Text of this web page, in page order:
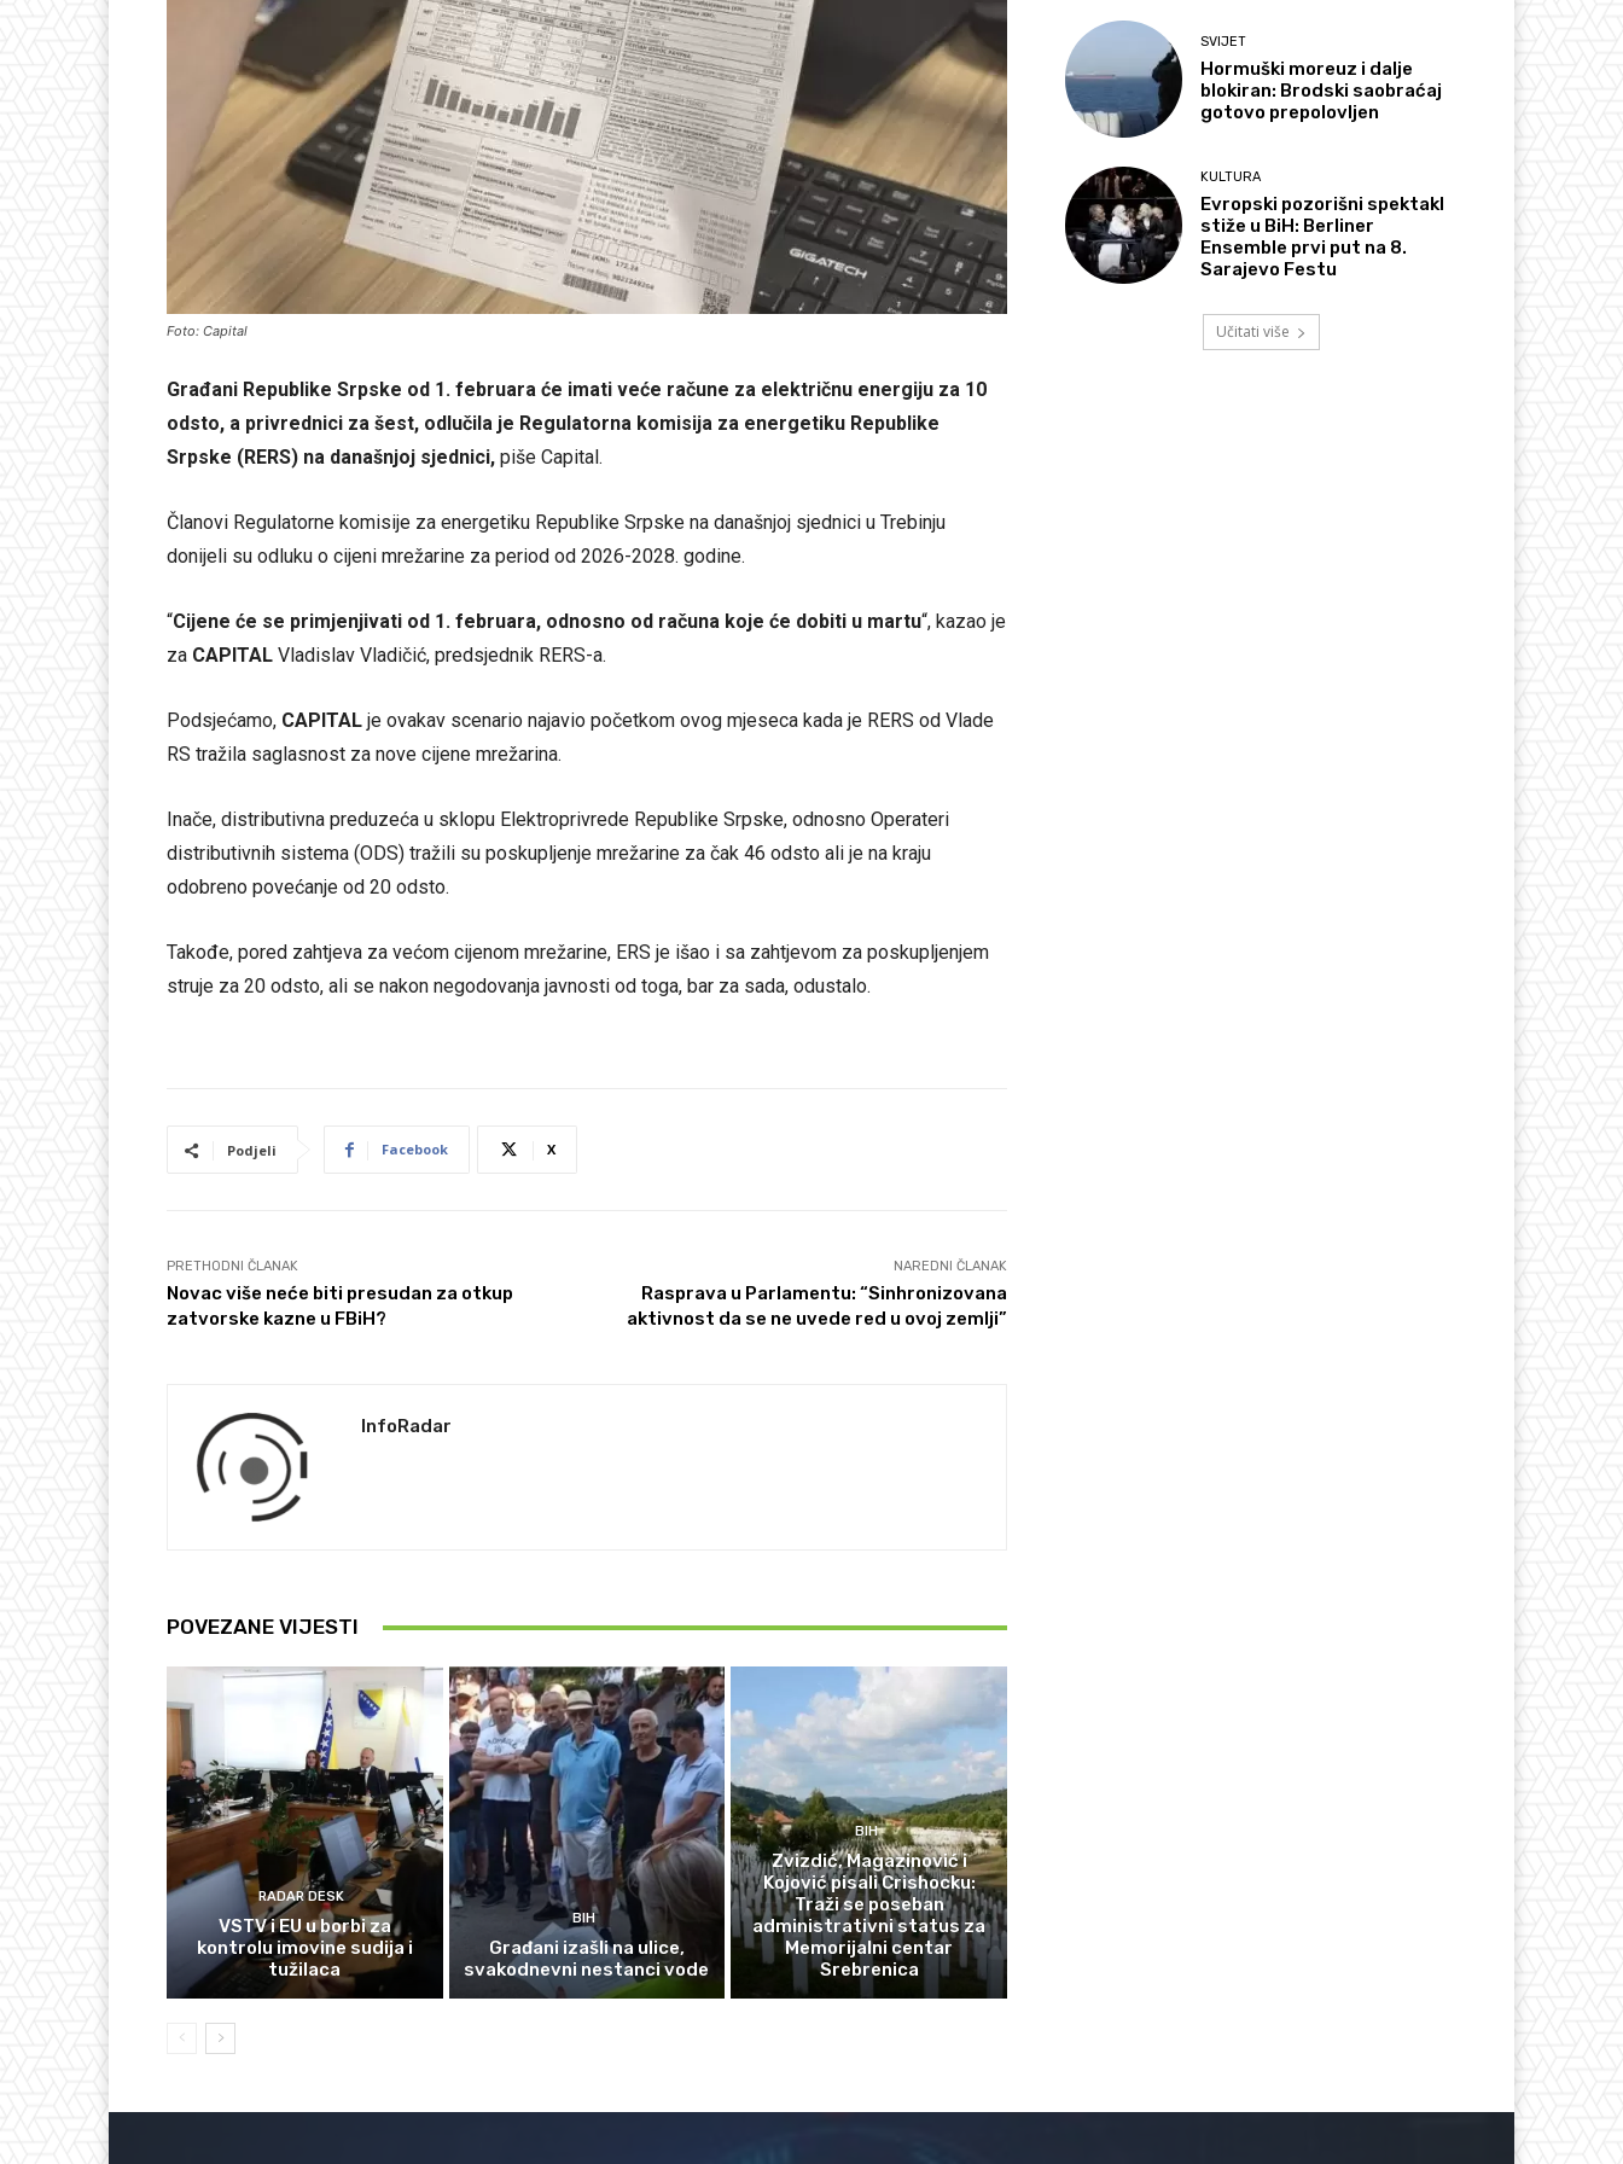
Foto: Capital
Građani Republike Srpske od 1. februara će imati veće račune za električnu energiju za 10
odsto, a privrednici za šest, odlučila je Regulatorna komisija za energetiku Republike
Srpske (RERS) na današnjoj sjednici, piše Capital.
Članovi Regulatorne komisije za energetiku Republike Srpske na današnjoj sjednici u Trebinju
donijeli su odluku o cijeni mrežarine za period od 2026-2028. godine.
“Cijene će se primjenjivati od 1. februara, odnosno od računa koje će dobiti u martu“, kazao je
za CAPITAL Vladislav Vladičić, predsjednik RERS-a.
Podsjećamo, CAPITAL je ovakav scenario najavio početkom ovog mjeseca kada je RERS od Vlade
RS tražila saglasnost za nove cijene mrežarina.
Inače, distributivna preduzeća u sklopu Elektroprivrede Republike Srpske, odnosno Operateri
distributivnih sistema (ODS) tražili su poskupljenje mrežarine za čak 46 odsto ali je na kraju
odobreno povećanje od 20 odsto.
Takođe, pored zahtjeva za većom cijenom mrežarine, ERS je išao i sa zahtjevom za poskupljenjem
struje za 20 odsto, ali se nakon negodovanja javnosti od toga, bar za sada, odustalo.
Podjeli Facebook X
PRETHODNI ČLANAK
Novac više neće biti presudan za otkup
zatvorske kazne u FBiH?
NAREDNI ČLANAK
Rasprava u Parlamentu: “Sinhronizovana
aktivnost da se ne uvede red u ovoj zemlji”
InfoRadar
POVEZANE VIJESTI
RADAR DESK
VSTV i EU u borbi za
kontrolu imovine sudija i
tužilaca
BIH
Građani izašli na ulice,
svakodnevni nestanci vode
BIH
Zvizdić, Magazinović i
Kojović pisali Crishocku:
Traži se poseban
administrativni status za
Memorijalni centar
Srebrenica
SVIJET
Hormuški moreuz i dalje
blokiran: Brodski saobraćaj
gotovo prepolovljen
KULTURA
Evropski pozorišni spektakl
stiže u BiH: Berliner
Ensemble prvi put na 8.
Sarajevo Festu
Učitati više